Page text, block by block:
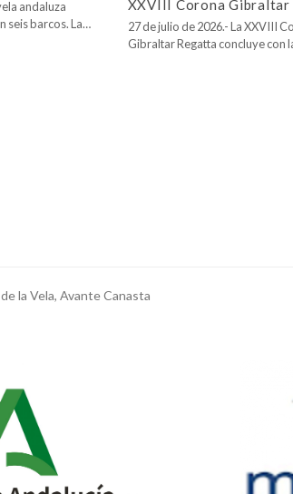
andaluza
seis barcos. La…
XXVIII Corona Gibraltar
27 de julio de 2026.- La XXVIII
Gibraltar Regatta concluye con
la Vela, Avante Canasta